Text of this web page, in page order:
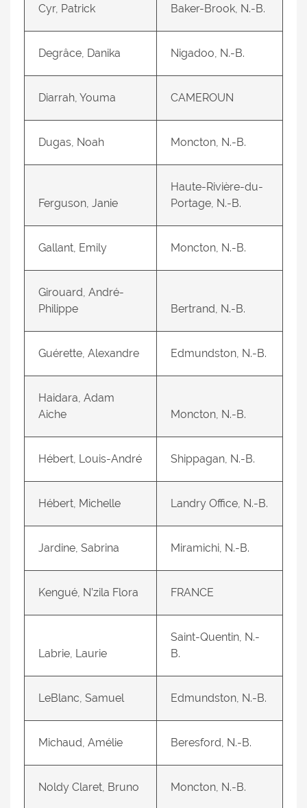
Cyr, Patrick Baker-Brook, N.-B.
Degrâce, Danika Nigadoo, N.-B.
Diarrah, Youma CAMEROUN
Dugas, Noah Moncton, N.-B.
Ferguson, Janie
Haute-Rivière-du-
Portage, N.-B.
Gallant, Emily Moncton, N.-B.
Girouard, André-
Philippe
Bertrand, N.-B.
Guérette, Alexandre Edmundston, N.-B.
Haidara, Adam
Aiche
Moncton, N.-B.
Hébert, Louis-André Shippagan, N.-B.
Hébert, Michelle Landry Office, N.-B.
Jardine, Sabrina Miramichi, N.-B.
Kengué, N’zila Flora FRANCE
Labrie, Laurie
Saint-Quentin, N.-
B.
LeBlanc, Samuel Edmundston, N.-B.
Michaud, Amélie Beresford, N.-B.
Noldy Claret, Bruno Moncton, N.-B.